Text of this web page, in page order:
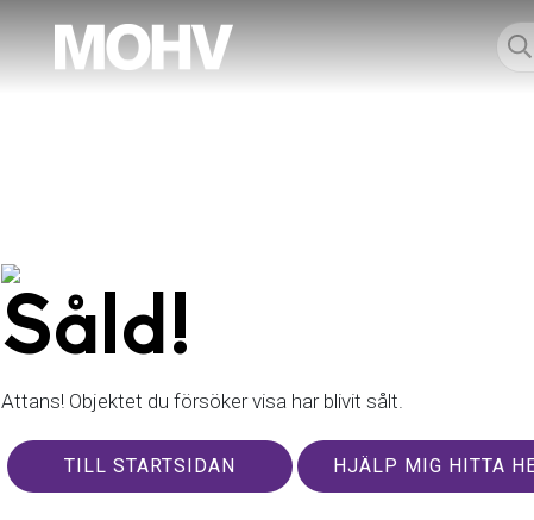
Såld!
Attans! Objektet du försöker visa har blivit sålt.
TILL STARTSIDAN HJÄLP MIG HITTA